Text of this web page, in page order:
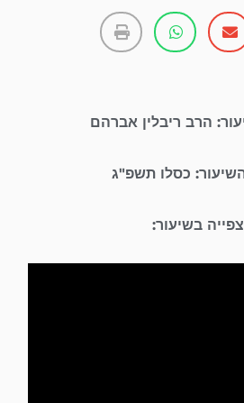
הרב ריבלין אברהם
כסלו תשפ"ג
בשיעור: